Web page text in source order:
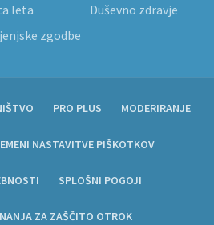
leta
Duševno zdravje
zgodbe
PRO PLUS MODERIRANJE
NASTAVITVE PIŠKOTKOV
SPLOŠNI POGOJI
ZA ZAŠČITO OTROK